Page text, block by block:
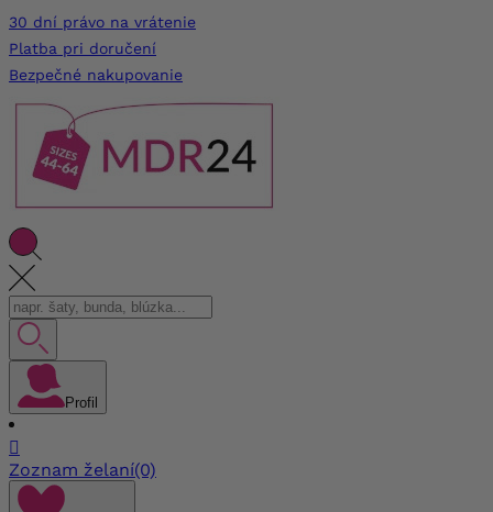
30 dní právo na vrátenie
Platba pri doručení
Bezpečné nakupovanie
Profil

Zoznam želaní(0)